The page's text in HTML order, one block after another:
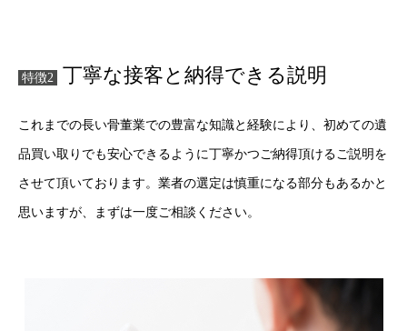
特徴2 丁寧な接客と納得できる説明
これまでの長い骨董業での豊富な知識と経験により、初めての遺
品買い取りでも安心できるように丁寧かつご納得頂けるご説明を
させて頂いております。業者の選定は慎重になる部分もあるかと
思いますが、まずは一度ご相談ください。